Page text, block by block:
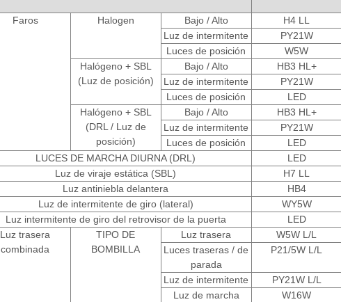
Faros Halogen Bajo / Alto H4 LL
Luz de intermitente
PY21W
Luces de posición
W5W
Halógeno + SBL
(Luz de posición)
Bajo / Alto HB3 HL+
Luz de intermitente
PY21W
Luces de posición
LED
Halógeno + SBL
(DRL / Luz de
posición)
Bajo / Alto HB3 HL+
Luz de intermitente
PY21W
Luces de posición
LED
LUCES DE MARCHA DIURNA (DRL)
LED
Luz de viraje estática (SBL)
H7 LL
Luz antiniebla delantera
HB4
Luz de intermitente de giro (lateral)
WY5W
Luz intermitente de giro del retrovisor de la puerta
LED
Luz trasera
combinada
TIPO DE
BOMBILLA
Luz trasera W5W L/L
Luces traseras / de
parada
P21/5W L/L
Luz de intermitente PY21W L/L
Luz de marcha
W16W